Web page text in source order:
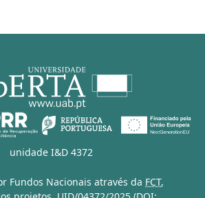
unidade I&D 4372
Fundos Nacionais através da FCT,